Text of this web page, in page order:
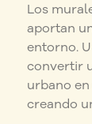
Los
aportan
entorno.
convertir
urbano
creando